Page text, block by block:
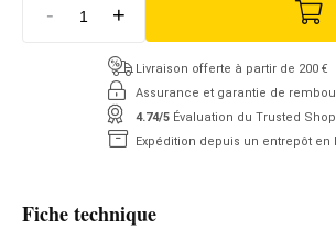
- +
Livraison offerte à partir de 200 €
Assurance et garantie de
4.74/5 Évaluation du Trusted
Expédition depuis un entrepôt en
Fiche technique